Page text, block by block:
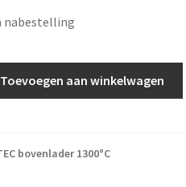
nabestelling
Toevoegen aan winkelwagen
bovenlader 1300°C